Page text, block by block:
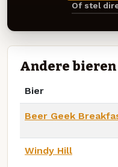
Of stel
Andere
Bier
Beer Geek
Windy Hill